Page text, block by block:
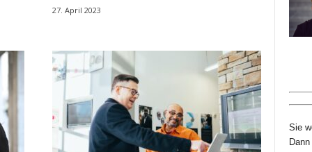
27. April 2023
Sie